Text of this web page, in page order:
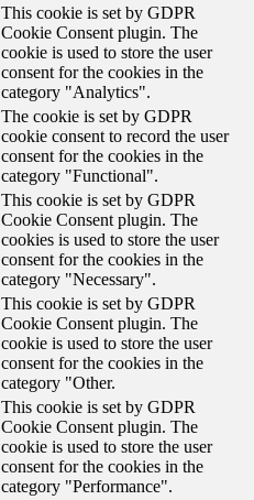
This cookie is set by GDPR
Cookie Consent plugin. The
cookie is used to store the user
consent for the cookies in the
category "Analytics".
The cookie is set by GDPR
cookie consent to record the user
consent for the cookies in the
category "Functional".
This cookie is set by GDPR
Cookie Consent plugin. The
cookies is used to store the user
consent for the cookies in the
category "Necessary".
This cookie is set by GDPR
Cookie Consent plugin. The
cookie is used to store the user
consent for the cookies in the
category "Other.
This cookie is set by GDPR
Cookie Consent plugin. The
cookie is used to store the user
consent for the cookies in the
category "Performance".